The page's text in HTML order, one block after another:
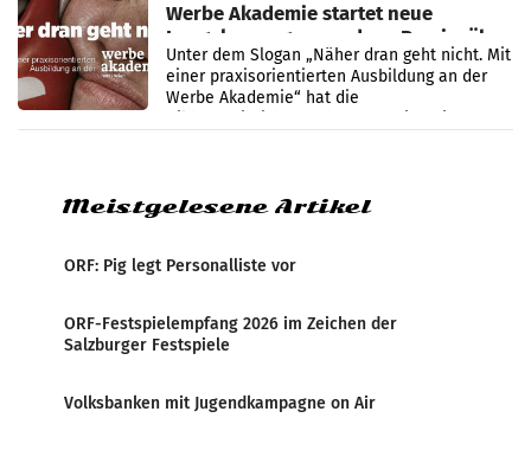
Werbe Akademie startet neue
Imagekampagne rund um Praxisnähe
Unter dem Slogan „Näher dran geht nicht. Mit
einer praxisorientierten Ausbildung an der
Werbe Akademie“ hat die
Meistgelesene Artikel
ORF: Pig legt Personalliste vor
ORF-Festspielempfang 2026 im Zeichen der
Salzburger Festspiele
Volksbanken mit Jugendkampagne on Air